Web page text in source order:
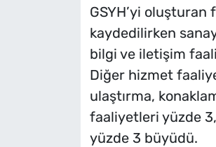
GSYH’yi
kaydedilirken
bilgi ve iletişim
Diğer hizmet
ulaştırma,
faaliyetleri yüzde
yüzde 3 büyüdü.